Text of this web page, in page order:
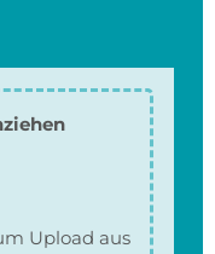
Upload aus